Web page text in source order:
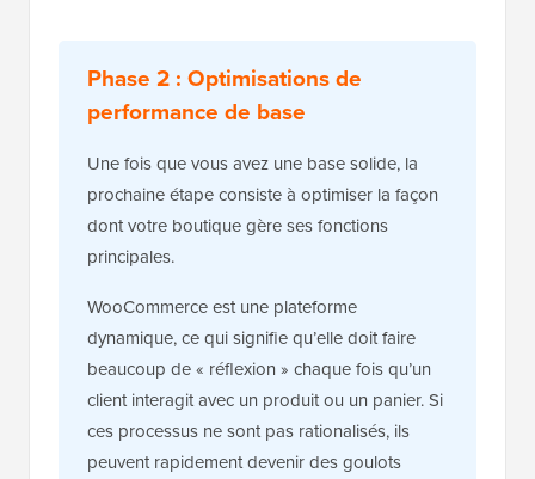
Phase 2 : Optimisations de
performance de base
Une fois que vous avez une base solide, la
prochaine étape consiste à optimiser la façon
dont votre boutique gère ses fonctions
principales.
WooCommerce est une plateforme
dynamique, ce qui signifie qu’elle doit faire
beaucoup de « réflexion » chaque fois qu’un
client interagit avec un produit ou un panier. Si
ces processus ne sont pas rationalisés, ils
peuvent rapidement devenir des goulots